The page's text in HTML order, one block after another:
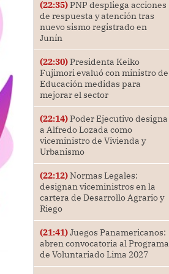
(22:35)PNP despliega acciones
de respuesta y atención tras
nuevo sismo registrado en
Junín
(22:30)Presidenta Keiko
Fujimori evaluó con ministro de
Educación medidas para
mejorar el sector
(22:14)Poder Ejecutivo designa
a Alfredo Lozada como
viceministro de Vivienda y
Urbanismo
(22:12)Normas Legales:
designan viceministros en la
cartera de Desarrollo Agrario y
Riego
(21:41)Juegos Panamericanos:
abren convocatoria al Programa
de Voluntariado Lima 2027